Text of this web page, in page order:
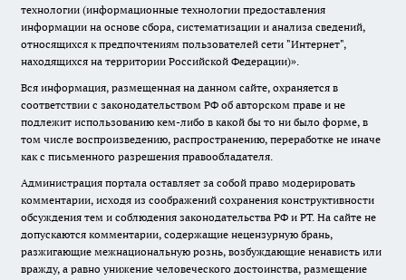
технологии (информационные технологии предоставления
информации на основе сбора, систематизации и анализа сведений,
относящихся к предпочтениям пользователей сети "Интернет",
находящихся на территории Российской Федерации)».
Вся информация, размещенная на данном сайте, охраняется в
соответствии с законодательством РФ об авторском праве и не
подлежит использованию кем-либо в какой бы то ни было форме, в
том числе воспроизведению, распространению, переработке не иначе
как с письменного разрешения правообладателя.
Администрация портала оставляет за собой право модерировать
комментарии, исходя из соображений сохранения конструктивности
обсуждения тем и соблюдения законодательства РФ и РТ. На сайте не
допускаются комментарии, содержащие нецензурную брань,
разжигающие межнациональную рознь, возбуждающие ненависть или
вражду, а равно унижение человеческого достоинства, размещение